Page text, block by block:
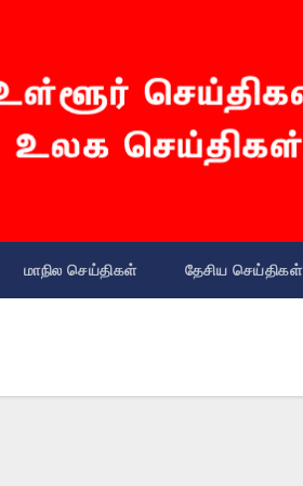
மாநில செய்திகள் தேசிய செய்திகள்